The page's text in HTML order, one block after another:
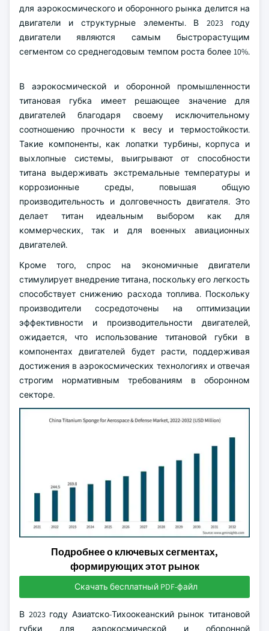
для аэрокосмического и оборонного рынка делится на
двигатели и структурные элементы. В 2023 году
двигатели являются самым быстрорастущим
сегментом со среднегодовым темпом роста более 10%.
В аэрокосмической и оборонной промышленности
титановая губка имеет решающее значение для
двигателей благодаря своему исключительному
соотношению прочности к весу и термостойкости.
Такие компоненты, как лопатки турбины, корпуса и
выхлопные системы, выигрывают от способности
титана выдерживать экстремальные температуры и
коррозионные среды, повышая общую
производительность и долговечность двигателя. Это
делает титан идеальным выбором как для
коммерческих, так и для военных авиационных
двигателей.
Кроме того, спрос на экономичные двигатели
стимулирует внедрение титана, поскольку его легкость
способствует снижению расхода топлива. Поскольку
производители сосредоточены на оптимизации
эффективности и производительности двигателей,
ожидается, что использование титановой губки в
компонентах двигателей будет расти, поддерживая
достижения в аэрокосмических технологиях и отвечая
строгим нормативным требованиям в оборонном
секторе.
Подробнее о ключевых сегментах,
формирующих этот рынок
Скачать бесплатный PDF-файл
В 2023 году Азиатско-Тихоокеанский рынок титановой
губки для аэрокосмической и оборонной